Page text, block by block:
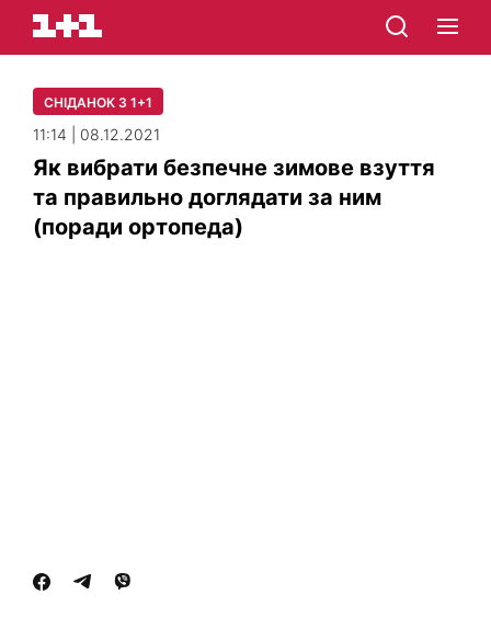
СНІДАНОК З 1+1
11:14 | 08.12.2021
Як вибрати безпечне зимове взуття
та правильно доглядати за ним
(поради ортопеда)